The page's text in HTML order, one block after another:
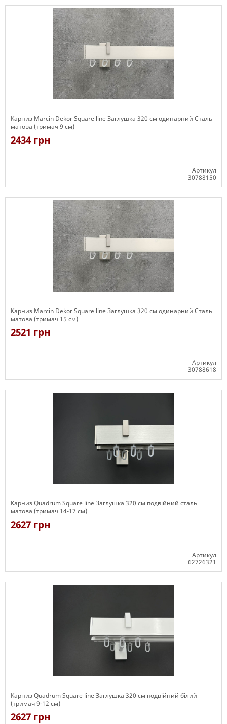
Карниз Marcin Dekor Square line Заглушка 320 см одинарний Сталь
матова (тримач 9 см)
2434 грн
Артикул
30788150
Карниз Marcin Dekor Square line Заглушка 320 см одинарний Сталь
матова (тримач 15 см)
2521 грн
Артикул
30788618
Карниз Quadrum Square line Заглушка 320 см подвійний сталь
матова (тримач 14-17 см)
2627 грн
Артикул
62726321
Карниз Quadrum Square line Заглушка 320 см подвійний білий
(тримач 9-12 см)
2627 грн